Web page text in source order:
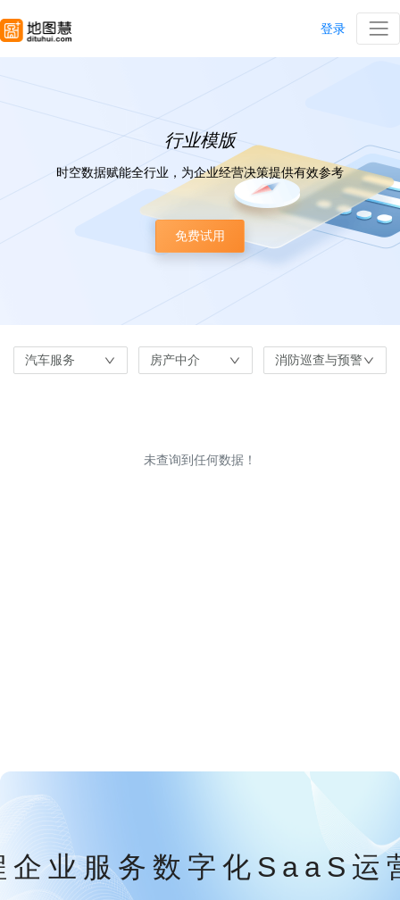
登录
行业模版
时空数据赋能全行业，为企业经营决策提供有效参考
免费试用
汽车服务 房产中介 消防巡查与预警
未查询到任何数据！
企业服务数字化SaaS运